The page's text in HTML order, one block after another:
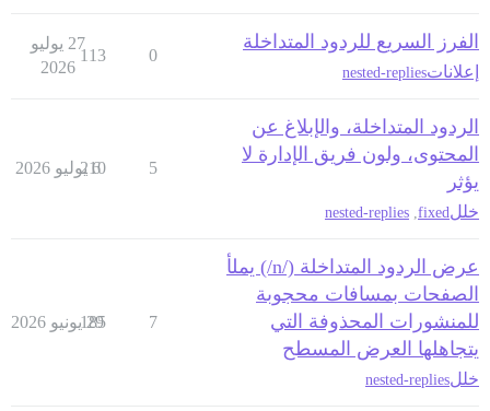
الفرز السريع للردود المتداخلة
إعلاناتnested-replies
0
113
27 يوليو
2026
الردود المتداخلة، والإبلاغ عن
المحتوى، ولون فريق الإدارة لا
يؤثر
خللfixed
nested-replies
5
210
6 يوليو 2026
عرض الردود المتداخلة (/n/) يملأ
الصفحات بمسافات محجوبة
للمنشورات المحذوفة التي
يتجاهلها العرض المسطح
خللnested-replies
7
185
29 يونيو 2026